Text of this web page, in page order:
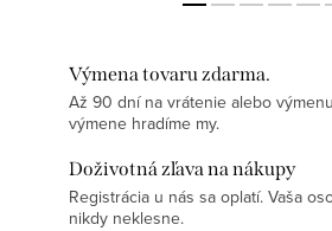
Výmena tovaru zdarma.
Až 90 dní na vrátenie alebo
výmene hradíme my.
Doživotná zľava na nákupy
Registrácia u nás sa oplatí. Vaša
nikdy neklesne.